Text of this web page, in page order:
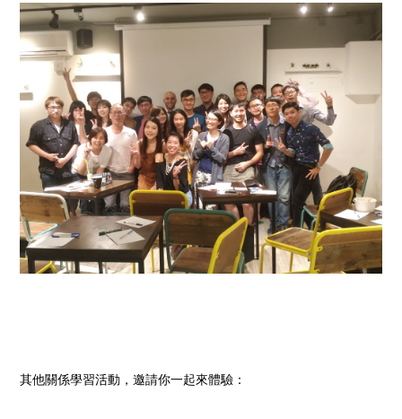
其他關係學習活動，邀請你一起來體驗：